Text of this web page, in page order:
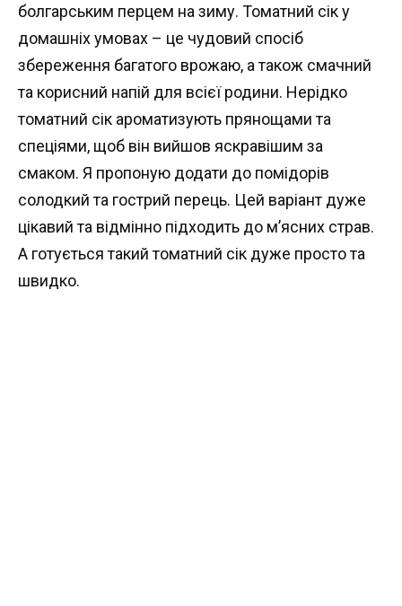
болгарським перцем на зиму. Томатний сік у
домашніх умовах – це чудовий спосіб
збереження багатого врожаю, а також смачний
та корисний напій для всієї родини. Нерідко
томатний сік ароматизують прянощами та
спеціями, щоб він вийшов яскравішим за
смаком. Я пропоную додати до помідорів
солодкий та гострий перець. Цей варіант дуже
цікавий та відмінно підходить до м’ясних страв.
А готується такий томатний сік дуже просто та
швидко.